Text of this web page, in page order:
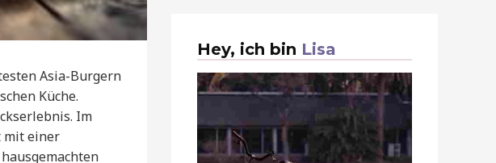
Asia-Burgern
Küche.
Im
mit einer
Hey, ich bin Lisa